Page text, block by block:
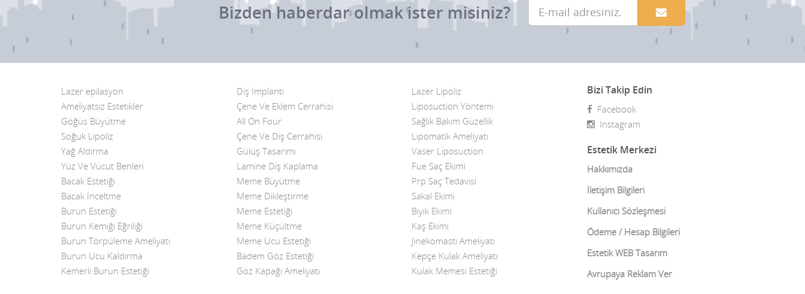
Boyun Germe
Burun Estetiği
Burun Estetiği Revizyonu
Burun Kemiği Eğriliği
Burun Ucu Kaldırma
Çarpık Bacak Ameliyatı
Çene Estetiği
Çene ve Diş Cerrahisi
Bizden haberdar olmak ister misiniz?
Lazer epilasyon
Ameliyatsız Estetikler
Göğüs Büyütme
Soğuk Lipoliz
Yağ Aldırma
Yüz Ve Vücut Benleri
Bacak Estetiği
Bacak İnceltme
Burun Estetiği
Burun Kemiği Eğriliği
Burun Törpüleme Ameliyatı
Burun Ucu Kaldırma
Kemerli Burun Estetiği
Diş İmplantı
Çene Ve Eklem Cerrahisi
All On Four
Çene Ve Diş Cerrahisi
Gülüş Tasarımı
Lamine Diş Kaplama
Meme Büyütme
Meme Dikleştirme
Meme Estetiği
Meme Küçültme
Meme Ucu Estetiği
Badem Göz Estetiği
Göz Kapağı Ameliyatı
Lazer Lipoliz
Liposuction Yöntemi
Sağlık Bakım Güzellik
Lipomatik Ameliyatı
Vaser Liposuction
Fue Saç Ekimi
Prp Saç Tedavisi
Sakal Ekimi
Bıyık Ekimi
Kaş Ekimi
Jinekomasti Ameliyatı
Kepçe Kulak Ameliyatı
Kulak Memesi Estetiği
Bizi Takip Edin
Facebook
Instagram
Estetik Merkezi
Hakkımızda
İletişim Bilgileri
Kullanıcı Sözleşmesi
Ödeme / Hesap Bilgileri
Estetik WEB Tasarım
Avrupaya Reklam Ver